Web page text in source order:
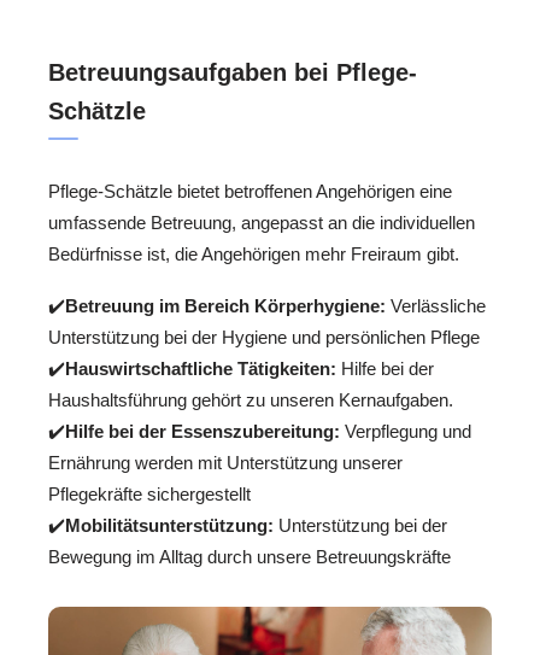
Betreuungsaufgaben bei Pflege-
Schätzle
Pflege-Schätzle bietet betroffenen Angehörigen eine
umfassende Betreuung, angepasst an die individuellen
Bedürfnisse ist, die Angehörigen mehr Freiraum gibt.
✔️Betreuung im Bereich Körperhygiene: Verlässliche
Unterstützung bei der Hygiene und persönlichen Pflege
✔️Hauswirtschaftliche Tätigkeiten: Hilfe bei der
Haushaltsführung gehört zu unseren Kernaufgaben.
✔️Hilfe bei der Essenszubereitung: Verpflegung und
Ernährung werden mit Unterstützung unserer
Pflegekräfte sichergestellt
✔️Mobilitätsunterstützung: Unterstützung bei der
Bewegung im Alltag durch unsere Betreuungskräfte